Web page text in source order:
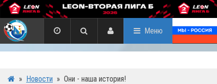
Меню
» Новости » Они - наша история!